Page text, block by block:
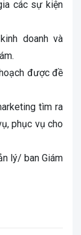
các sự kiện
doanh và
được đề
tìm ra
phục vụ cho
lý/ ban Giám